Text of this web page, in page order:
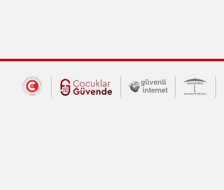
Dış Bağlantılar
Cumhurbaşkanlığı İletişim Merkezi
Çocuklar Güvende (yeni
Güvenli